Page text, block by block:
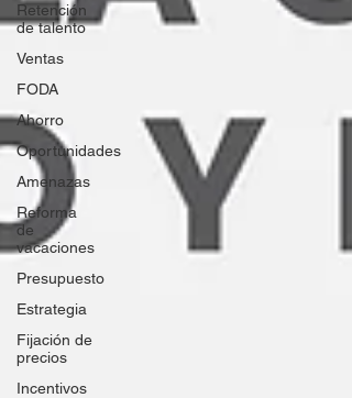
Retención
de talento
Ventas
FODA
Ahorro
Oportunidades
Amenazas
Reforma
de
vacaciones
Presupuesto
Estrategia
Fijación de
precios
Incentivos